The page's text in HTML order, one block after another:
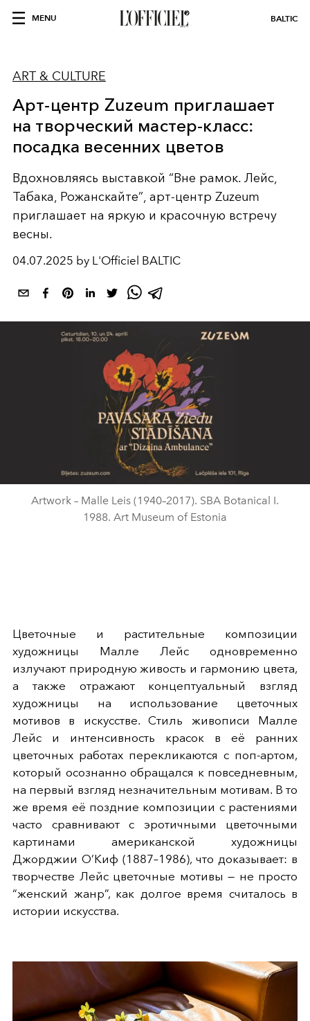
MENU BALTIC
ART & CULTURE
Арт-центр Zuzeum приглашает
на творческий мастер-класс:
посадка весенних цветов
Вдохновляясь выставкой “Вне рамок. Лейс,
Табака, Рожанскайте”, арт-центр Zuzeum
приглашает на яркую и красочную встречу
весны.
04.07.2025 by L'Officiel BALTIC
Artwork – Malle Leis (1940–2017). SBA Botanical I.
1988. Art Museum of Estonia
Цветочные и растительные композиции
художницы Малле Лейс одновременно
излучают природную живость и гармонию цвета,
а также отражают концептуальный взгляд
художницы на использование цветочных
мотивов в искусстве. Стиль живописи Малле
Лейс и интенсивность красок в её ранних
цветочных работах перекликаются с поп-артом,
который осознанно обращался к повседневным,
на первый взгляд незначительным мотивам. В то
же время её поздние композиции с растениями
часто сравнивают с эротичными цветочными
картинами американской художницы
Джорджии О’Киф (1887–1986), что доказывает: в
творчестве Лейс цветочные мотивы — не просто
“женский жанр”, как долгое время считалось в
истории искусства.